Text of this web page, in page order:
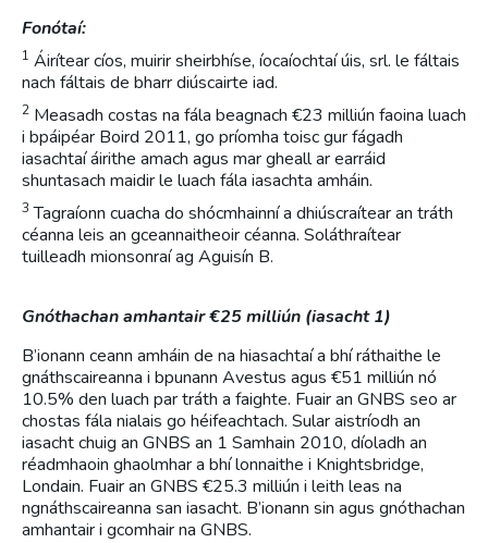
Fonótaí:
1 Áirítear cíos, muirir sheirbhíse, íocaíochtaí úis, srl. le fáltais
nach fáltais de bharr diúscairte iad.
2 Measadh costas na fála beagnach €23 milliún faoina luach
i bpáipéar Boird 2011, go príomha toisc gur fágadh
iasachtaí áirithe amach agus mar gheall ar earráid
shuntasach maidir le luach fála iasachta amháin.
3 Tagraíonn cuacha do shócmhainní a dhiúscraítear an tráth
céanna leis an gceannaitheoir céanna. Soláthraítear
tuilleadh mionsonraí ag Aguisín B.
Gnóthachan amhantair €25 milliún (iasacht 1)
B’ionann ceann amháin de na hiasachtaí a bhí ráthaithe le
gnáthscaireanna i bpunann Avestus agus €51 milliún nó
10.5% den luach par tráth a faighte. Fuair an GNBS seo ar
chostas fála nialais go héifeachtach. Sular aistríodh an
iasacht chuig an GNBS an 1 Samhain 2010, díoladh an
réadmhaoin ghaolmhar a bhí lonnaithe i Knightsbridge,
Londain. Fuair an GNBS €25.3 milliún i leith leas na
ngnáthscaireanna san iasacht. B’ionann sin agus gnóthachan
amhantair i gcomhair na GNBS.